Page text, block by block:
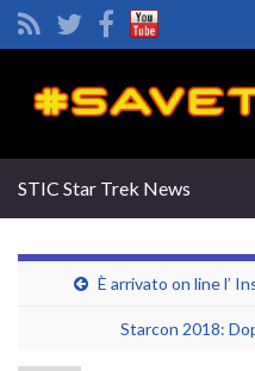
STIC Star Trek News
È arrivato on line l’
Starcon 2018: